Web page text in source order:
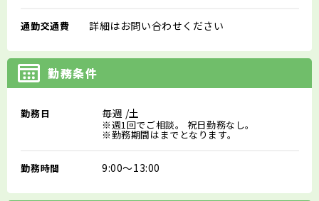
通勤交通費 詳細はお問い合わせください
勤務条件
勤務日 毎週 /土
※週1回でご相談。 祝日勤務なし。
※勤務期間はまでとなります。
勤務時間 9:00～13:00